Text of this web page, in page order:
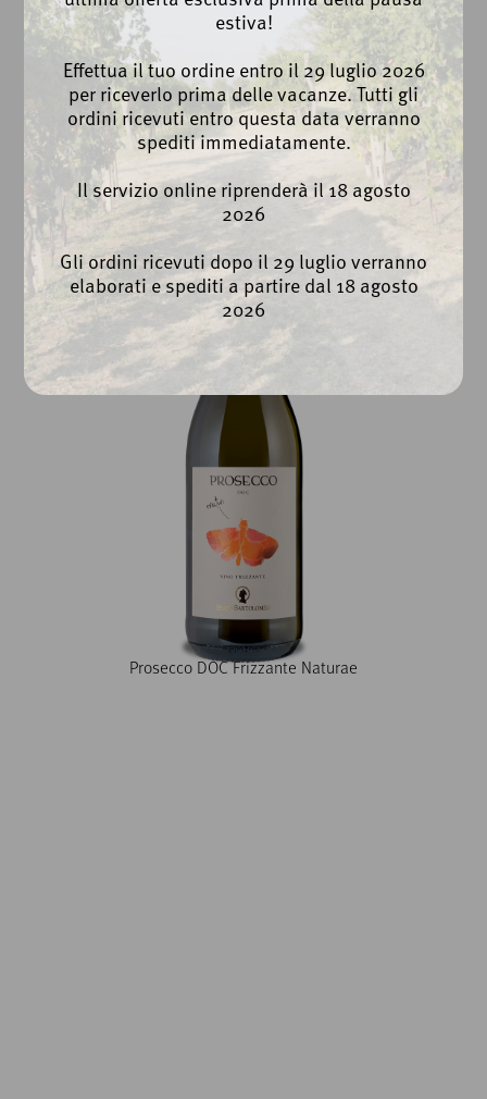
Chardonnay Frizzante Veneto
Naturae
Prosecco DOC Frizzante Naturae
estiva!
Effettua il tuo ordine entro il 29 luglio 2026
per riceverlo prima delle vacanze. Tutti gli
ordini ricevuti entro questa data verranno
spediti immediatamente.
Il servizio online riprenderà il 18 agosto
2026
Gli ordini ricevuti dopo il 29 luglio verranno
elaborati e spediti a partire dal 18 agosto
2026